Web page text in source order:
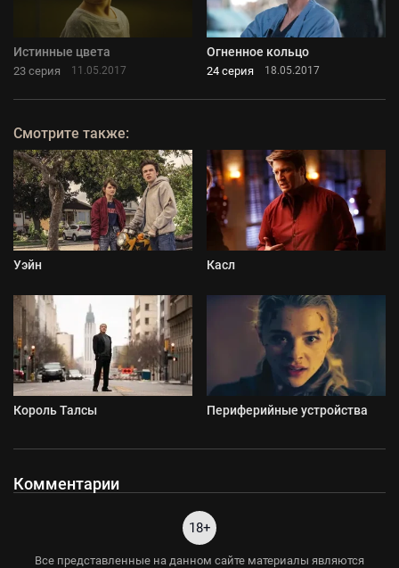
Истинные цвета
23 серия 11.05.2017
Огненное кольцо
24 серия 18.05.2017
Смотрите также:
Уэйн Касл
Король Талсы Периферийные устройства
Комментарии
18+
Все представленные на данном сайте материалы являются